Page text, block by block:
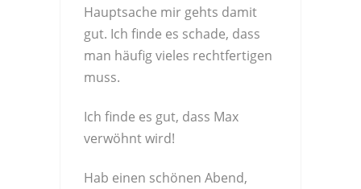
Hauptsache mir gehts damit
gut. Ich finde es schade, dass
man häufig vieles rechtfertigen
muss.
Ich finde es gut, dass Max
verwöhnt wird!
Hab einen schönen Abend,